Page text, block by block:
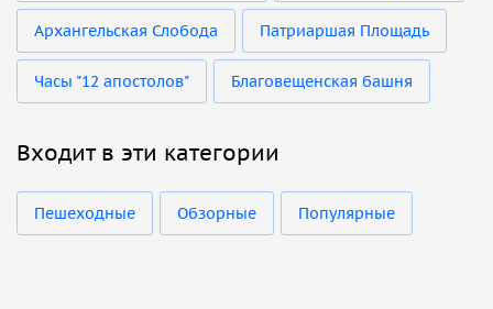
Архангельская Слобода Патриаршая Площадь
Часы "12 апостолов" Благовещенская башня
Входит в эти категории
Пешеходные Обзорные Популярные